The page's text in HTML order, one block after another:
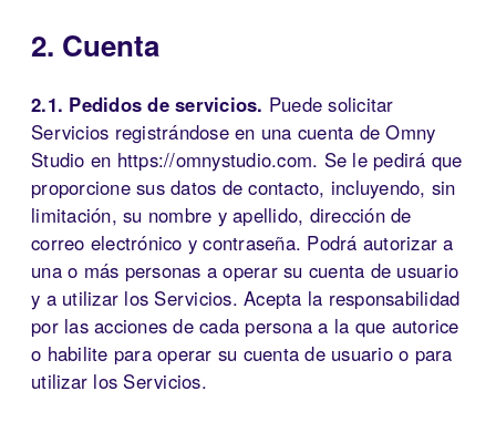
2. Cuenta
2.1. Pedidos de servicios. Puede solicitar
Servicios registrándose en una cuenta de Omny
Studio en https://omnystudio.com. Se le pedirá que
proporcione sus datos de contacto, incluyendo, sin
limitación, su nombre y apellido, dirección de
correo electrónico y contraseña. Podrá autorizar a
una o más personas a operar su cuenta de usuario
y a utilizar los Servicios. Acepta la responsabilidad
por las acciones de cada persona a la que autorice
o habilite para operar su cuenta de usuario o para
utilizar los Servicios.